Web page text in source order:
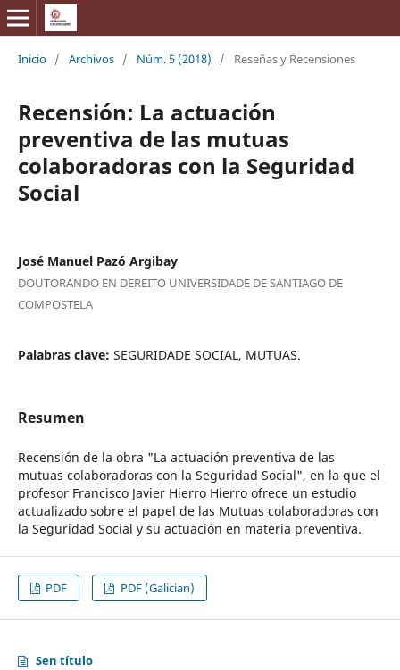
Inicio / Archivos / Núm. 5 (2018) / Reseñas y Recensiones
Recensión: La actuación
preventiva de las mutuas
colaboradoras con la Seguridad
Social
José Manuel Pazó Argibay
DOUTORANDO EN DEREITO UNIVERSIDADE DE SANTIAGO DE
COMPOSTELA
Palabras clave: SEGURIDADE SOCIAL, MUTUAS.
Resumen
Recensión de la obra "La actuación preventiva de las
mutuas colaboradoras con la Seguridad Social", en la que el
profesor Francisco Javier Hierro Hierro ofrece un estudio
actualizado sobre el papel de las Mutuas colaboradoras con
la Seguridad Social y su actuación en materia preventiva.
PDF PDF (Galician)
Sen título